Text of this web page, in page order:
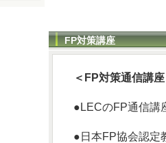
FP対策講座
＜FP対策通信講座
●LECのFP通信
●日本FP協会認